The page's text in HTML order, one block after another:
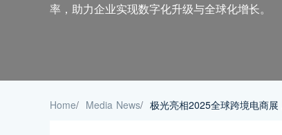
率，助力企业实现数字化升级与全球化增长。
Home/ Media News/ 极光亮相2025全球跨境电商